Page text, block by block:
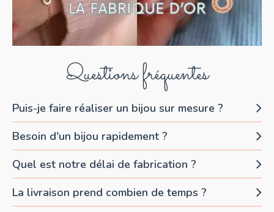
Questions fréquentes
Puis-je faire réaliser un bijou sur mesure ?
Besoin d'un bijou rapidement ?
Quel est notre délai de fabrication ?
La livraison prend combien de temps ?